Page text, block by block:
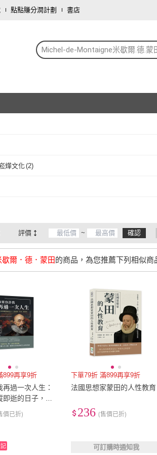
點點賺分潤計劃 書店
Michel-de-Montaigne米歇爾.德.蒙
燁文化(2)
評價 ~ 確認
爾．德．蒙田的商品，為您推薦下列相似商
899再享9折
過一次人生：
逝的日子，蒙
」的思考
價已折)
下單79折 滿899再享9折
法國思想家蒙田的人性教育
236 (售價已折)
可訂購時通知我